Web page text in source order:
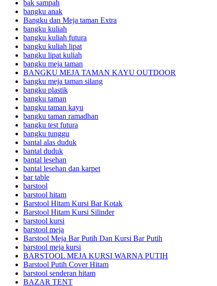
bak sampah
bangku anak
Bangku dan Meja taman Extra
bangku kuliah
bangku kuliah futura
bangku kuliah lipat
bangku lipat kuliah
bangku meja taman
BANGKU MEJA TAMAN KAYU OUTDOOR
bangku meja taman silang
bangku plastik
bangku taman
bangku taman kayu
bangku taman ramadhan
bangku test futura
bangku tunggu
bantal alas duduk
bantal duduk
bantal lesehan
bantal lesehan dan karpet
bar table
barstool
barstool hitam
Barstool Hitam Kursi Bar Kotak
Barstool Hitam Kursi Silinder
barstool kursi
barstool meja
Barstool Meja Bar Putih Dan Kursi Bar Putih
barstool meja kursi
BARSTOOL MEJA KURSI WARNA PUTIH
Barstool Putih Cover Hitam
barstool senderan hitam
BAZAR TENT